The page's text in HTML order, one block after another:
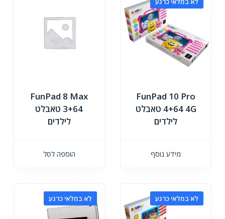
FunPad 10 Pro
4+64 4G טאבלט
לילדים
מידע נוסף
FunPad 8 Max
3+64 טאבלט
לילדים
הוספה לסל
לא במלאי כרגע לא במלאי כרגע